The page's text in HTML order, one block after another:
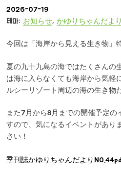
2026-07-19
테마: お知らせ, かゆりちゃんだより
今回は「海岸から見える生き物」
夏の九十九島の海ではたくさんの
は海に入らなくても海岸から気軽
ルシーリゾート周辺の海の生き物
また7月から8月までの開催予定の
すので、気になるイベントがあり
さい！
季刊誌かゆりちゃんだより